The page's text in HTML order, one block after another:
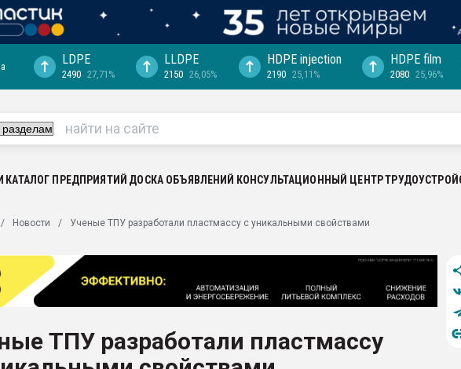
с.-в.
довольна
выдува ПЭТ
пуансона для
АБС-пластика
черный цвет
LDPE
2490 27,71%
LLDPE
2150 26,05%
HDPE injection
2190 25,11%
HDPE film
2080 25,96%
КАТАЛОГ ПРЕДПРИЯТИЙ ДОСКА ОБЪЯВЛЕНИЙ КОНСУЛЬТАЦИОННЫЙ ЦЕНТР
Новости Ученые ТПУ разработали пластмассу с уникальными свойствами
ТПУ разработали пластмассу